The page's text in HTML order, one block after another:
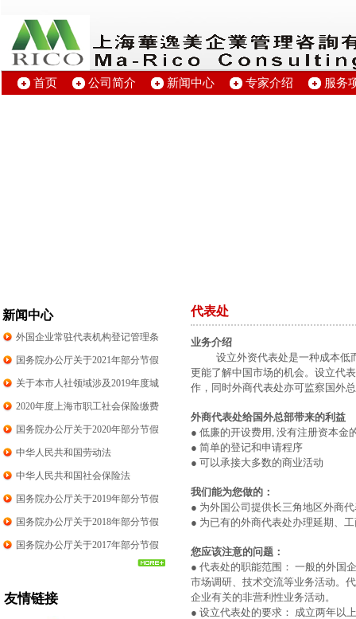
新闻中心
友情链接
首页 公司简介 新闻中心 专家介绍 服务
代表处
外国企业常驻代表机构登记管理条
例
国务院办公厅关于2021年部分节假
日安排的通知
关于本市人社领域涉及2019年度城
镇单位就业人员平均工资相关事项
的说明
2020年度上海市职工社会保险缴费
标准
国务院办公厅关于2020年部分节假
日安排通知
中华人民共和国劳动法
中华人民共和国社会保险法
国务院办公厅关于2019年部分节假
日安排通知
国务院办公厅关于2018年部分节假
日安排通知
国务院办公厅关于2017年部分节假
业务介绍
设立外资代表处是一种成本低
更能了解中国市场的机会。设立代
作，同时外商代表处亦可监察国外
外商代表处给国外总部带来的利益
● 低廉的开设费用, 没有注册资本金
● 简单的登记和申请程序
● 可以承接大多数的商业活动
我们能为您做的：
● 为外国公司提供长三角地区外商
● 为已有的外商代表处办理延期、
您应该注意的问题：
● 代表处的职能范围： 一般的外国
市场调研、技术交流等业务活动。
企业有关的非营利性业务活动。
● 设立代表处的要求： 成立两年以